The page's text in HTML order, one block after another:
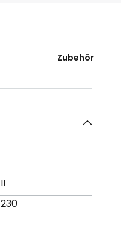
Zubehör
II
230